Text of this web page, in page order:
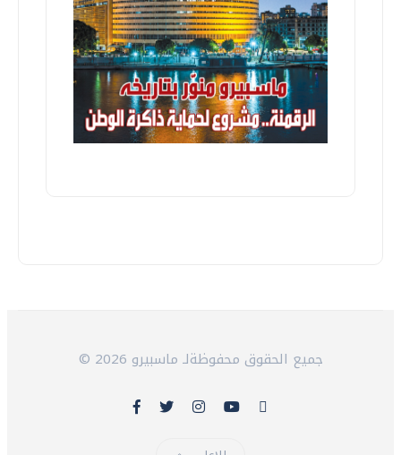
© 2026 جميع الحقوق محفوظةلـ ماسبيرو